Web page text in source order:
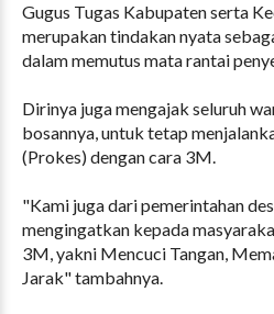
Gugus Tugas Kabupaten serta
merupakan tindakan nyata
dalam memutus mata rantai
Dirinya juga mengajak seluruh
bosannya, untuk tetap
(Prokes) dengan cara 3M.
"Kami juga dari pemerintahan
mengingatkan kepada
3M, yakni Mencuci Tangan,
Jarak" tambahnya.